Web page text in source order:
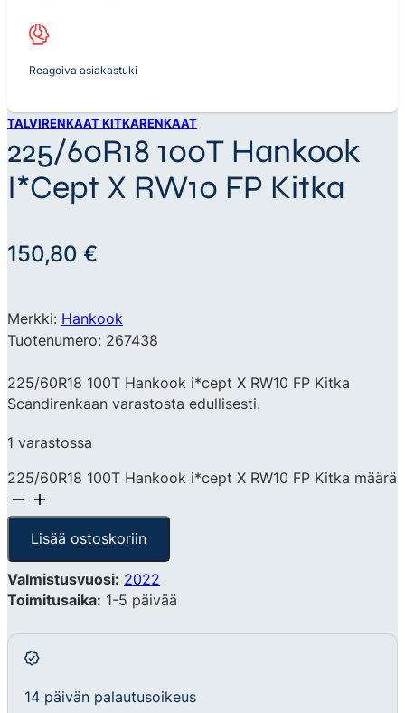
Reagoiva asiakastuki
TALVIRENKAAT KITKARENKAAT
225/60R18 100T Hankook
I*cept X RW10 FP Kitka
150,80 €
Merkki: Hankook
Tuotenumero: 267438
225/60R18 100T Hankook i*cept X RW10 FP Kitka
Scandirenkaan varastosta edullisesti.
1 varastossa
225/60R18 100T Hankook i*cept X RW10 FP Kitka määrä
Lisää ostoskoriin
Valmistusvuosi: 2022
Toimitusaika: 1-5 päivää
14 päivän palautusoikeus